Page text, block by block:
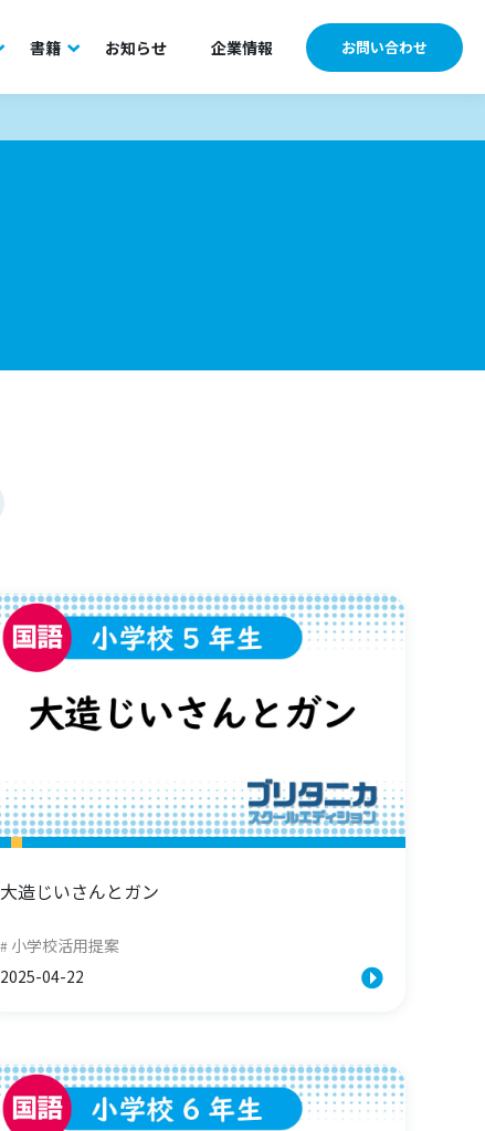
書籍 お知らせ 企業情報 お問い合わせ
大造じいさんとガン
小学校活用提案
2025-04-22